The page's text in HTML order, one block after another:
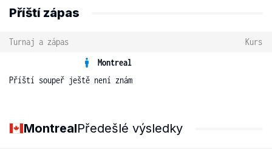
Příští zápas
Turnaj a zápas
Kurs
Montreal
Příští soupeř ještě není znám
MontrealPředešlé výsledky